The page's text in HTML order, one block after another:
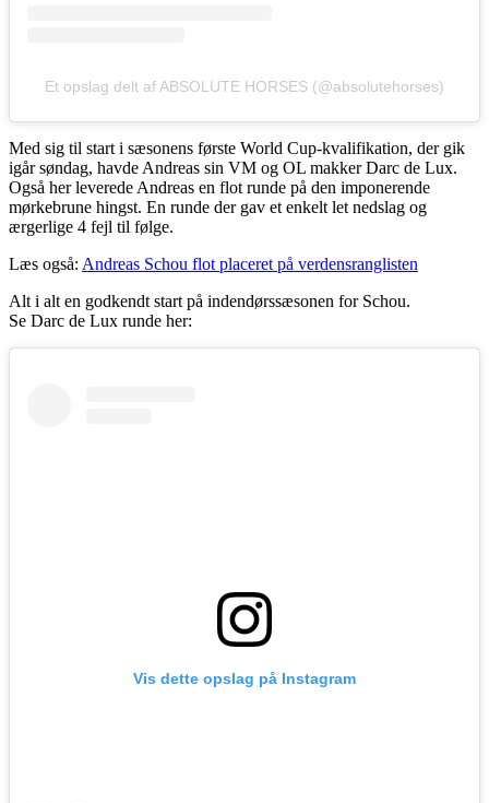
Et opslag delt af ABSOLUTE HORSES (@absolutehorses)
Med sig til start i sæsonens første World Cup-kvalifikation, der gik
igår søndag, havde Andreas sin VM og OL makker Darc de Lux.
Også her leverede Andreas en flot runde på den imponerende
mørkebrune hingst. En runde der gav et enkelt let nedslag og
ærgerlige 4 fejl til følge.
Læs også: Andreas Schou flot placeret på verdensranglisten
Alt i alt en godkendt start på indendørssæsonen for Schou.
Se Darc de Lux runde her:
Vis dette opslag på Instagram